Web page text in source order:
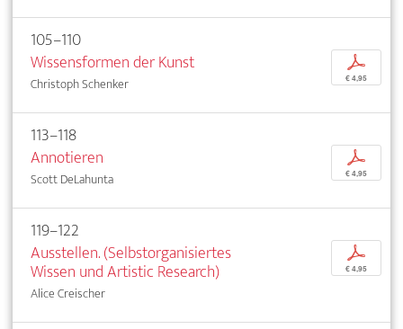
105–110
Wissensformen der Kunst
Christoph Schenker
p
€ 4,95
113–118
Annotieren
Scott DeLahunta
p
€ 4,95
119–122
Ausstellen. (Selbstorganisiertes
Wissen und Artistic Research)
Alice Creischer
p
€ 4,95